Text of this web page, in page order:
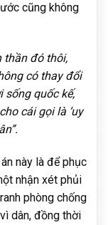
cũng không
thần đó thôi,
có thay đổi
sống quốc kế,
cái gọi là ‘uy
này là để phục
nhận xét phủi
phòng chống
dân, đồng thời